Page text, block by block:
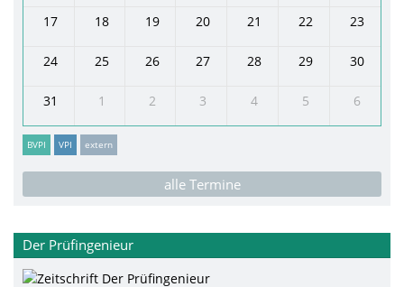
17 18 19 20 21 22 23
24 25 26 27 28 29 30
31 1 2 3 4 5 6
BVPI VPI extern
alle Termine
Der Prüfingenieur